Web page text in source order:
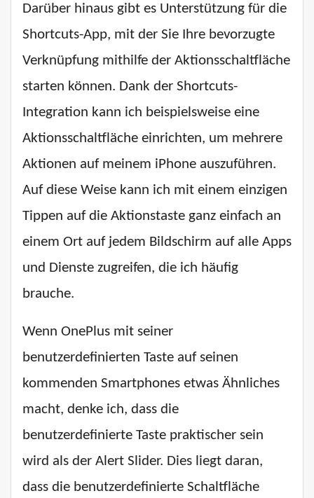
Darüber hinaus gibt es Unterstützung für die
Shortcuts-App, mit der Sie Ihre bevorzugte
Verknüpfung mithilfe der Aktionsschaltfläche
starten können. Dank der Shortcuts-
Integration kann ich beispielsweise eine
Aktionsschaltfläche einrichten, um mehrere
Aktionen auf meinem iPhone auszuführen.
Auf diese Weise kann ich mit einem einzigen
Tippen auf die Aktionstaste ganz einfach an
einem Ort auf jedem Bildschirm auf alle Apps
und Dienste zugreifen, die ich häufig
brauche.
Wenn OnePlus mit seiner
benutzerdefinierten Taste auf seinen
kommenden Smartphones etwas Ähnliches
macht, denke ich, dass die
benutzerdefinierte Taste praktischer sein
wird als der Alert Slider. Dies liegt daran,
dass die benutzerdefinierte Schaltfläche